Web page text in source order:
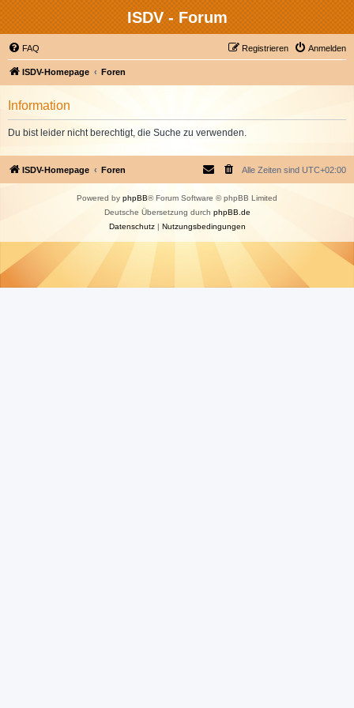
ISDV - Forum
FAQ Anmelden
Registrieren
ISDV-Homepage Foren
Information
Du bist leider nicht berechtigt, die Suche zu verwenden.
ISDV-Homepage Foren Alle Zeiten sind UTC+02:00
Powered by phpBB® Forum Software © phpBB Limited
Deutsche Übersetzung durch phpBB.de
Datenschutz| Nutzungsbedingungen